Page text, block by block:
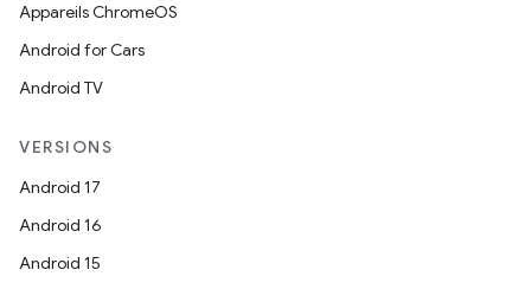
Appareils ChromeOS
Android for Cars
Android TV
VERSIONS
Android 17
Android 16
Android 15